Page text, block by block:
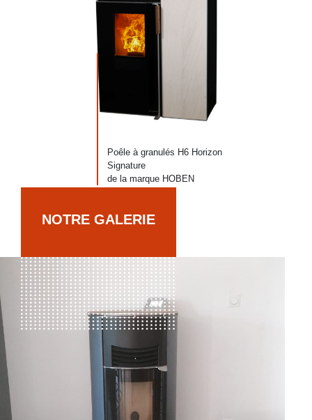
Poêle à granulés H6 Horizon
Signature
de la marque HOBEN
NOTRE GALERIE